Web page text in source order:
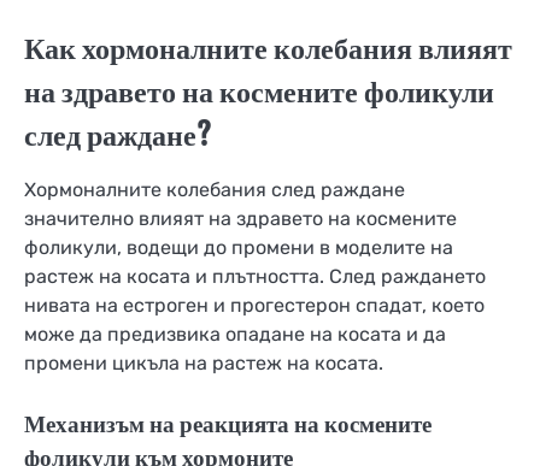
Как хормоналните колебания влияят
на здравето на космените фоликули
след раждане?
Хормоналните колебания след раждане
значително влияят на здравето на космените
фоликули, водещи до промени в моделите на
растеж на косата и плътността. След раждането
нивата на естроген и прогестерон спадат, което
може да предизвика опадане на косата и да
промени цикъла на растеж на косата.
Механизъм на реакцията на космените
фоликули към хормоните